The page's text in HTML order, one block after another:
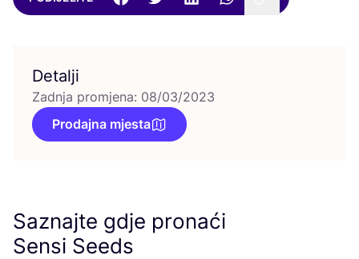
Detalji
Zadnja promjena: 08/03/2023
Prodajna mjesta
Saznajte gdje pronaći
Sensi Seeds